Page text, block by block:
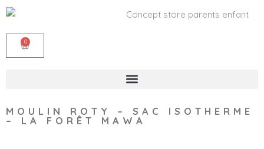
0
MOULIN ROTY – SAC ISOTHERME
– LA FORÊT MAWA